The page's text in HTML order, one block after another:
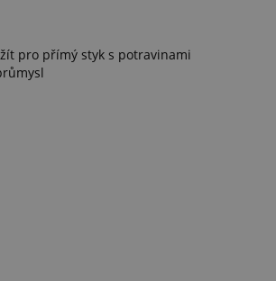
pro přímý styk s potravinami